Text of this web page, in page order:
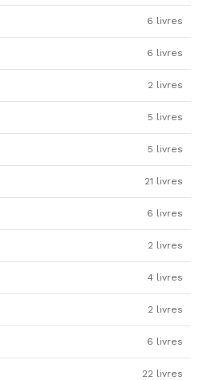
6 livres
6 livres
2 livres
5 livres
5 livres
21 livres
6 livres
2 livres
4 livres
2 livres
6 livres
22 livres